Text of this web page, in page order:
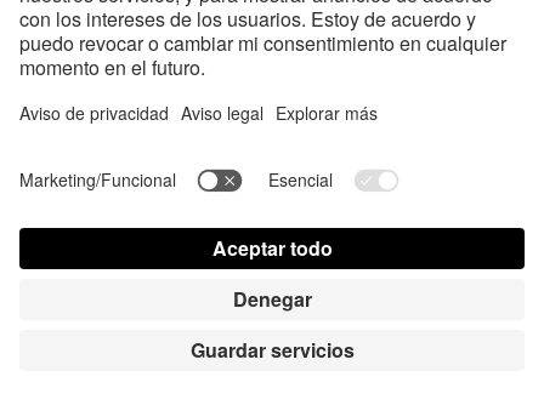
Mediante el uso de Google Tag Manager, se puede lograr
una integración simplificada de varios
y, por lo tanto, los ha desactivado, la desactivación se
afectadas que están integradas por el Google Tag